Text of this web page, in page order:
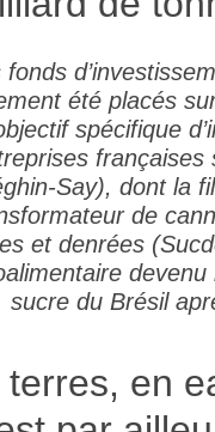
fonds
été placés
spécifique
françaises
Say), dont la
de
et denrées
sucre du Brésil
en